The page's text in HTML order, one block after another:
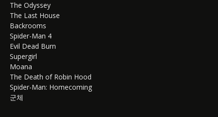
The Odyssey
The Last House
Backrooms
Spider-Man 4
Evil Dead Burn
Supergirl
Moana
The Death of Robin Hood
Spider-Man: Homecoming
군체